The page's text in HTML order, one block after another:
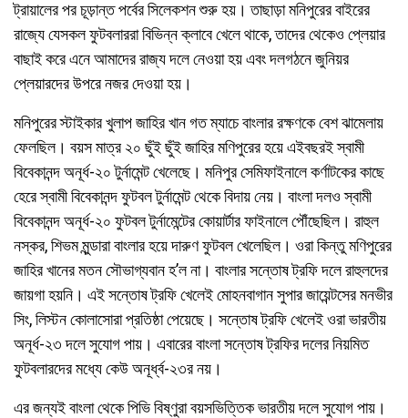
ট্রায়ালের পর চূড়ান্ত পর্বের সিলেকশন শুরু হয়। তাছাড়া মনিপুরের বাইরের
রাজ্যে যেসকল ফুটবলাররা বিভিন্ন ক্লাবে খেলে থাকে, তাদের থেকেও প্লেয়ার
বাছাই করে এনে আমাদের রাজ্য দলে নেওয়া হয় এবং দলগঠনে জুনিয়র
প্লেয়ারদের উপরে নজর দেওয়া হয়।
মনিপুরের স্টাইকার খুলাপ জাহির খান গত ম্যাচে বাংলার রক্ষণকে বেশ ঝামেলায়
ফেলছিল। বয়স মাত্র ২০ ছুঁই ছুঁই জাহির মণিপুরের হয়ে এইবছরই স্বামী
বিবেকানন্দ অনূর্ধ-২০ টুর্নামেন্ট খেলেছে। মনিপুর সেমিফাইনালে কর্ণাটকের কাছে
হেরে স্বামী বিবেকানন্দ ফুটবল টুর্নামেন্ট থেকে বিদায় নেয়। বাংলা দলও স্বামী
বিবেকানন্দ অনূর্ধ-২০ ফুটবল টুর্নামেন্টের কোয়ার্টার ফাইনালে পৌঁছেছিল। রাহুল
নস্কর, শিভম মুন্ডারা বাংলার হয়ে দারুণ ফুটবল খেলেছিল। ওরা কিন্তু মণিপুরের
জাহির খানের মতন সৌভাগ্যবান হ’ল না। বাংলার সন্তোষ ট্রফি দলে রাহুলদের
জায়গা হয়নি। এই সন্তোষ ট্রফি খেলেই মোহনবাগান সুপার জায়েন্টসের মনভীর
সিং, লিস্টন কোলাসোরা প্রতিষ্ঠা পেয়েছে। সন্তোষ ট্রফি খেলেই ওরা ভারতীয়
অনূর্ধ-২৩ দলে সুযোগ পায়। এবারের বাংলা সন্তোষ ট্রফির দলের নিয়মিত
ফুটবলারদের মধ্যে কেউ অনূর্ধ্ব-২৩র নয়।
এর জন্যই বাংলা থেকে পিভি বিষ্ণুরা বয়সভিত্তিক ভারতীয় দলে সুযোগ পায়।